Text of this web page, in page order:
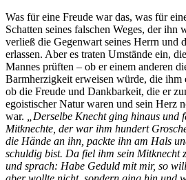
Was für eine Freude war das, was für
Schatten seines falschen Weges, der
verließ die Gegenwart seines Herrn und
erlassen. Aber es traten Umstände ein,
Mannes prüften – ob er einem anderen
Barmherzigkeit erweisen würde, die ihm
ob die Freude und Dankbarkeit, die er
egoistischer Natur waren und sein Herz
war.
„Derselbe Knecht ging hinaus und
Mitknechte, der war ihm hundert
die Hände an ihn, packte ihn am Hals
schuldig bist. Da fiel ihm sein Mitknecht
und sprach: Habe Geduld mit mir, so